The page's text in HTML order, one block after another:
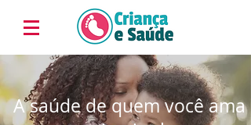
A saúde de quem você ama